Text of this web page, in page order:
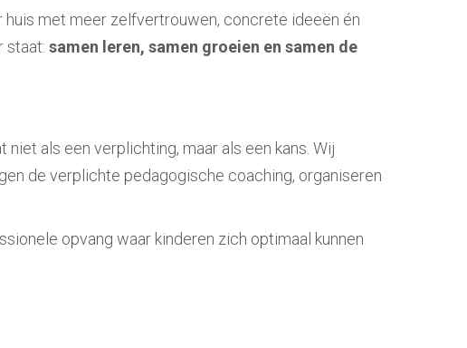
huis met meer zelfvertrouwen, concrete ideeën én
staat: samen leren, samen groeien en samen de
als een verplichting, maar als een kans. Wij
de verplichte pedagogische coaching, organiseren
opvang waar kinderen zich optimaal kunnen